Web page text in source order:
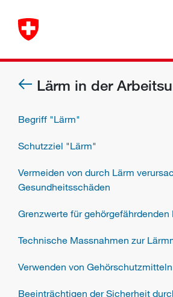
Lärm in der
Begriff "Lärm"
Schutzziel "Lärm"
Vermeiden von durch Lärm
Gesundheitsschäden
Grenzwerte für gehörgefährdenden
Technische Massnahmen zur
Verwenden von Gehörschutzmitteln
Beeinträchtigen der Sicherheit